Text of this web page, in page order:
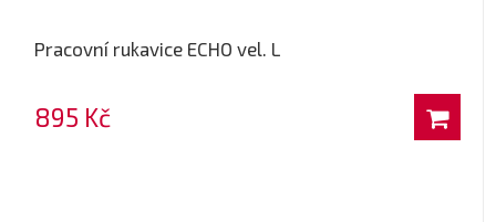
Pracovní rukavice ECHO vel. L
895 Kč